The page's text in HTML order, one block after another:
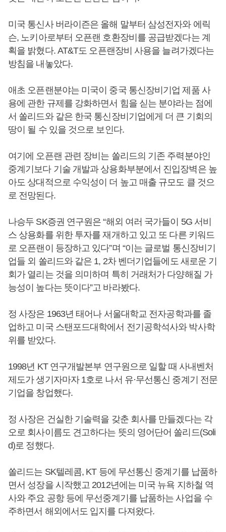
미국 통신사 버라이즌은 올해 말부터 삼성전자와 에릭
슨, 노키아로부터 오픈랜 호환장비를 공급받겠다는 계
획을 밝혔다. AT&T도 오픈랜장비 사용을 늘려가겠다는
방침을 내놓았다.
애초 오픈랜분야는 미국이 중국 통신장비기업 제품 사
용에 관한 규제를 강화하면서 힘을 싣는 분야라는 점에
서 쏠리드와 같은 한국 통신장비기업에게 더 큰 기회의
땅이 될 수 있을 것으로 보인다.
여기에 오픈랜 관련 장비는 쏠리드의 기존 주력분야인
중계기보다 기술 개발과 상용화부분에서 진입장벽은 높
아도 상대적으로 수익성이 더 높고 매출 규모도 클 것으
로 전망된다.
나승두 SK증권 연구원은 “해외 여러 국가들이 5G 서비
스 상용화를 위한 투자를 재개하고 있고 또 다른 키워드
로 오픈랜이 등장하고 있다”며 “이는 글로벌 통신장비기
업들 외 쏠리드와 같은 1, 2차 벤더기업들에도 새로운 기
회가 열리는 것을 의미하며 특히 거래처가 다양해질 가
능성이 높다는 뜻이다”고 바라봤다.
정 사장은 1963년 태어나 서울대학교 전자공학과를 졸
업하고 미국 스탠포드대학에서 전기공학석사와 박사학
위를 받았다.
1998년 KT 연구개발본부 연구원으로 일할 때 사내벤처
제도가 생기자마자 1호로 나서 유·무선통신 중계기 전문
기업을 창업했다.
정 사장은 건실한 기술력을 갖춘 회사를 만들겠다는 각
오로 회사이름도 견고하다는 뜻의 영어단어 쏠리드(Soli
d)로 정했다.
쏠리드는 SK텔레콤, KT 등에 무선통신 중계기를 납품하
면서 성장을 시작했고 2012년에는 미국 뉴욕 지하철 역
사와 주요 공항 등에 무선중계기를 납품하는 사업을 수
주하면서 해외에서도 입지를 다져왔다.